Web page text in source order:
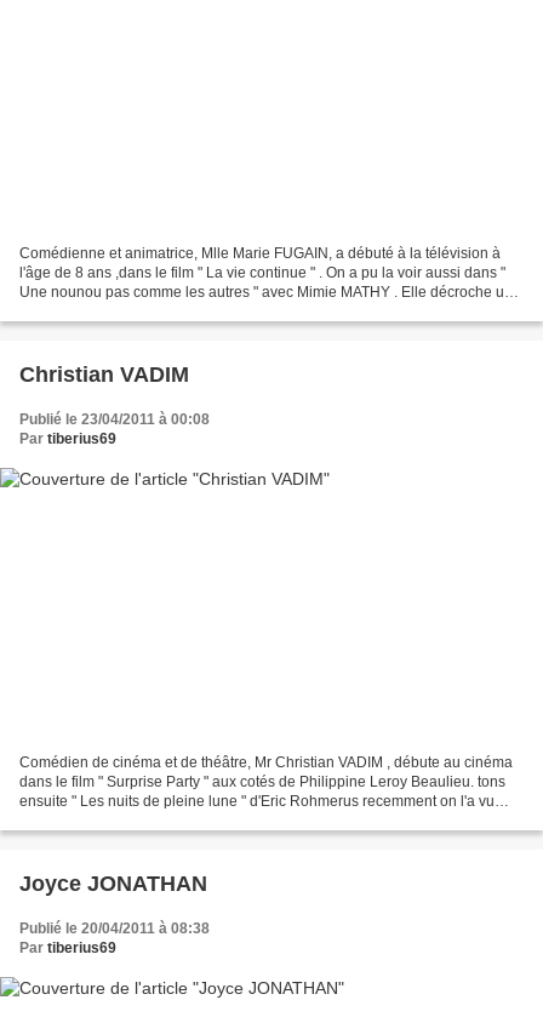
Comédienne et animatrice, Mlle Marie FUGAIN, a débuté à la télévision à
l'âge de 8 ans ,dans le film " La vie continue " . On a pu la voir aussi dans "
Une nounou pas comme les autres " avec Mimie MATHY . Elle décroche un
Christian VADIM
Publié le 23/04/2011 à 00:08
Par tiberius69
Comédien de cinéma et de théâtre, Mr Christian VADIM , débute au cinéma
dans le film " Surprise Party " aux cotés de Philippine Leroy Beaulieu. tons
ensuite " Les nuits de pleine lune " d'Eric Rohmerus recemment on l'a vu
Joyce JONATHAN
Publié le 20/04/2011 à 08:38
Par tiberius69